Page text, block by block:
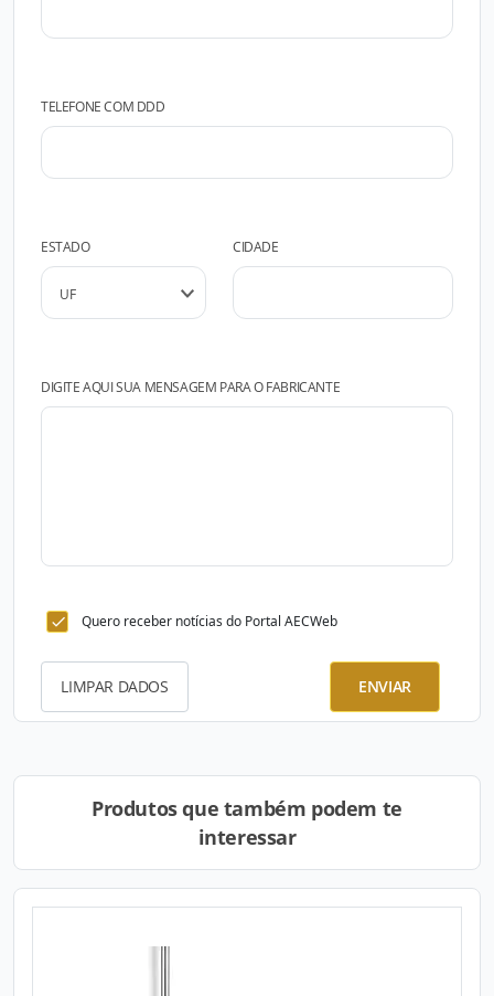
TELEFONE COM DDD
ESTADO CIDADE
DIGITE AQUI SUA MENSAGEM PARA O FABRICANTE
Quero receber notícias do Portal AECWeb
LIMPAR DADOS ENVIAR
Produtos que também podem te
interessar